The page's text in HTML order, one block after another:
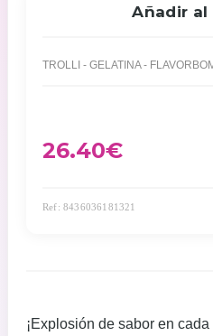
Añadir al
TROLLI - GELATINA -
26.40€
Ref: 8436036181321
¡Explosión de sabor en cada